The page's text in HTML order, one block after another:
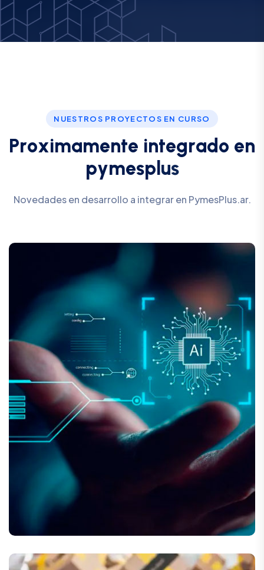
NUESTROS PROYECTOS EN CURSO
Proximamente integrado en
pymesp us
Novedades en desarrollo a integrar en PymesPlus.ar.